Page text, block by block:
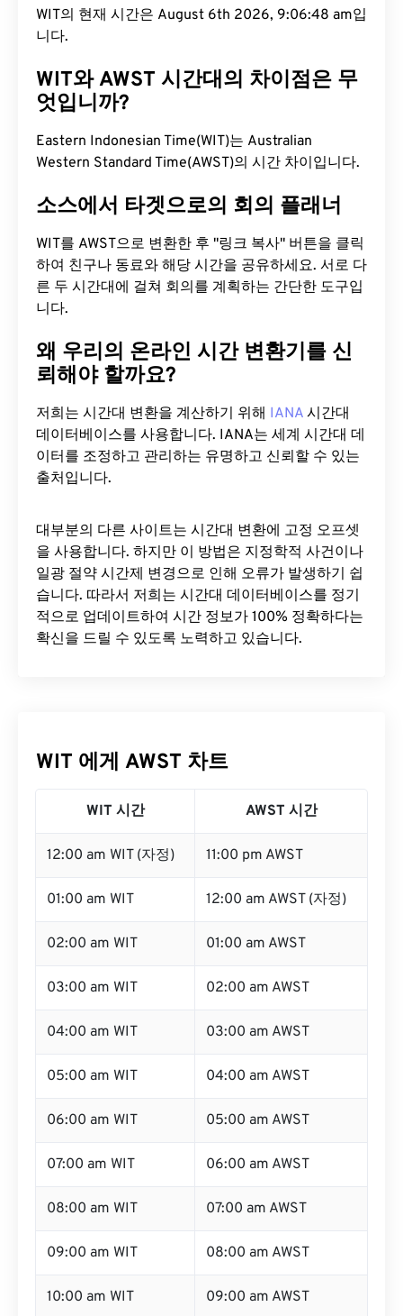
WIT의 현재 시간은 August 6th 2026, 9:06:49 am입
니다.
WIT와 AWST 시간대의 차이점은 무
엇입니까?
Eastern Indonesian Time(WIT)는 Australian
Western Standard Time(AWST)의 시간 차이입니다.
소스에서 타겟으로의 회의 플래너
WIT를 AWST으로 변환한 후 "링크 복사" 버튼을 클릭
하여 친구나 동료와 해당 시간을 공유하세요. 서로 다
른 두 시간대에 걸쳐 회의를 계획하는 간단한 도구입
니다.
왜 우리의 온라인 시간 변환기를 신
뢰해야 할까요?
저희는 시간대 변환을 계산하기 위해 IANA 시간대
데이터베이스를 사용합니다. IANA는 세계 시간대 데
이터를 조정하고 관리하는 유명하고 신뢰할 수 있는
출처입니다.
대부분의 다른 사이트는 시간대 변환에 ​​고정 오프셋
을 사용합니다. 하지만 이 방법은 지정학적 사건이나
일광 절약 시간제 변경으로 인해 오류가 발생하기 쉽
습니다. 따라서 저희는 시간대 데이터베이스를 정기
적으로 업데이트하여 시간 정보가 100% 정확하다는
확신을 드릴 수 있도록 노력하고 있습니다.
WIT 에게 AWST 차트
WIT 시간 AWST 시간
12:00 am WIT (자정) 11:00 pm AWST
01:00 am WIT 12:00 am AWST (자정)
02:00 am WIT 01:00 am AWST
03:00 am WIT 02:00 am AWST
04:00 am WIT 03:00 am AWST
05:00 am WIT 04:00 am AWST
06:00 am WIT 05:00 am AWST
07:00 am WIT 06:00 am AWST
08:00 am WIT 07:00 am AWST
09:00 am WIT 08:00 am AWST
10:00 am WIT 09:00 am AWST